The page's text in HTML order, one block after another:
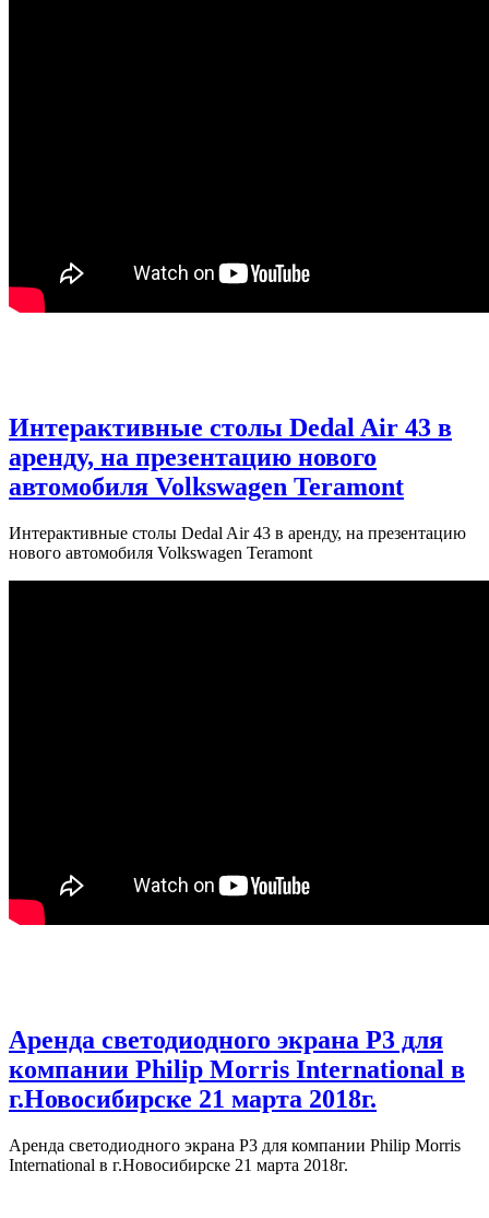
Интерактивные столы Dedal Air 43 в
аренду, на презентацию нового
автомобиля Volkswagen Teramont
Интерактивные столы Dedal Air 43 в аренду, на презентацию
нового автомобиля Volkswagen Teramont
Аренда светодиодного экрана Р3 для
компании Philip Morris International в
г.Новосибирске 21 марта 2018г.
Аренда светодиодного экрана Р3 для компании Philip Morris
International в г.Новосибирске 21 марта 2018г.